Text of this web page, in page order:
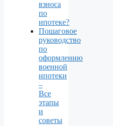
взноса
по
ипотеке?
Пошаговое
руководство
по
оформлению
военной
ипотеки
–
Все
этапы
и
советы